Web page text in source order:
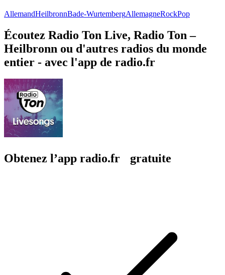
AllemandHeilbronnBade-WurtembergAllemagneRockPop
Écoutez Radio Ton Live, Radio Ton –
Heilbronn ou d'autres radios du monde
entier - avec l'app de radio.fr
Obtenez l’app radio.fr gratuite